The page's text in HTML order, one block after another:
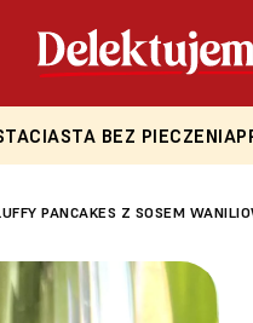
CIASTA BEZ PIECZENIA
PANCAKES Z SOSEM